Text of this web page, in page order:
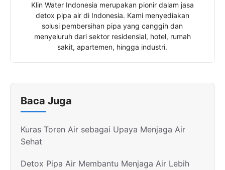
Klin Water Indonesia merupakan pionir dalam jasa
detox pipa air di Indonesia. Kami menyediakan
solusi pembersihan pipa yang canggih dan
menyeluruh dari sektor residensial, hotel, rumah
sakit, apartemen, hingga industri.
Baca Juga
Kuras Toren Air sebagai Upaya Menjaga Air
Sehat
Detox Pipa Air Membantu Menjaga Air Lebih